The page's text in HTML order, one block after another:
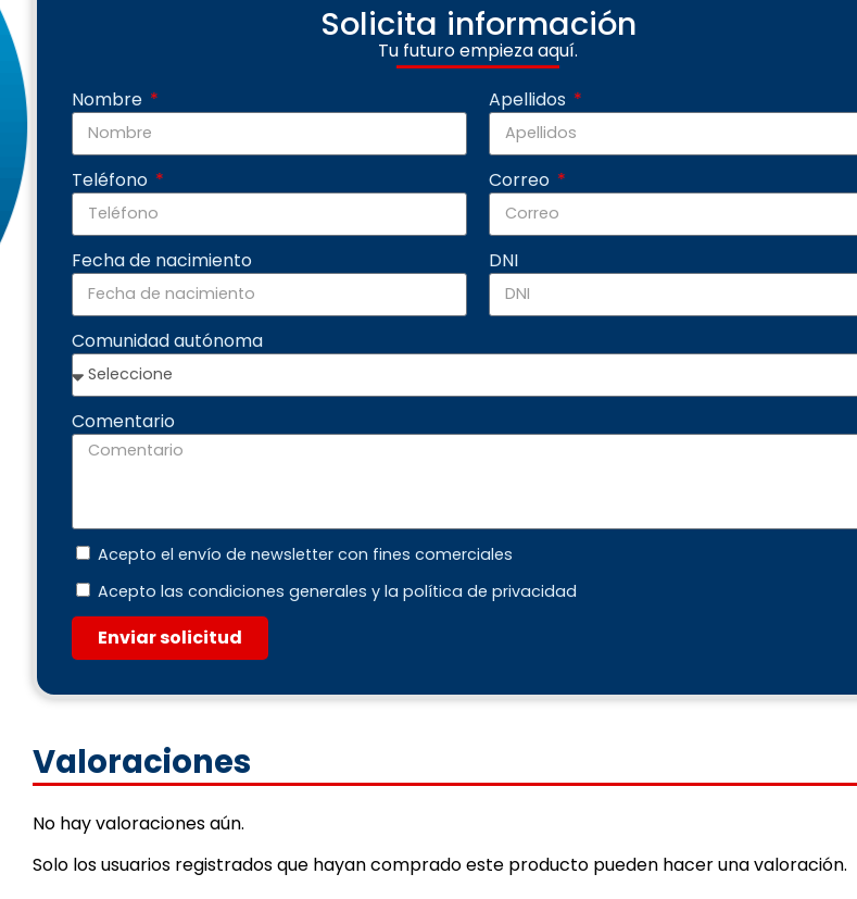
Solicita información
Tu futuro empieza aquí.
Nombre
Apellidos
Teléfono Correo
Fecha de nacimiento DNI
Comunidad autónoma
Comentario
Acepto el envío de newsletter con fines comerciales
Acepto las condiciones generales y la política de privacidad
Enviar solicitud
Valoraciones
No hay valoraciones aún.
Solo los usuarios registrados que hayan comprado este producto pueden hacer una valoración.